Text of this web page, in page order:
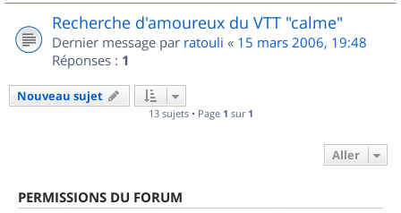
Recherche d'amoureux du VTT "calme"
Dernier message par ratouli « 15 mars 2006, 19:48
Réponses : 1
Nouveau sujet
13 sujets • Page 1 sur 1
Aller
PERMISSIONS DU FORUM